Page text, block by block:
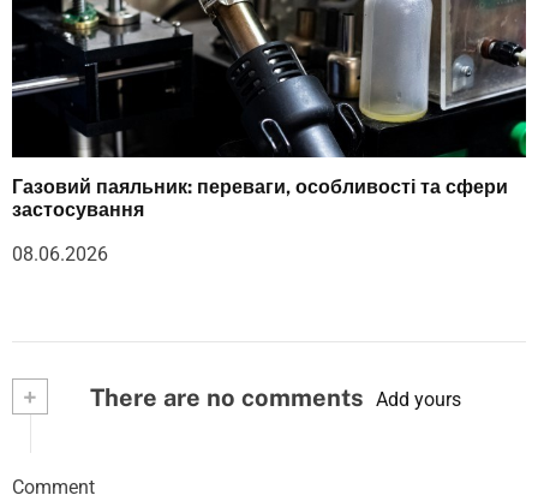
Газовий паяльник: переваги, особливості та сфери
застосування
08.06.2026
+ There are no comments Add yours
Comment